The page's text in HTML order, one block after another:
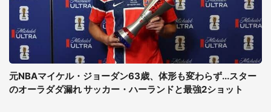
元NBAマイケル・ジョーダン63歳、体形も変わらず...スター
のオーラダダ漏れ サッカー・ハーランドと最強2ショット